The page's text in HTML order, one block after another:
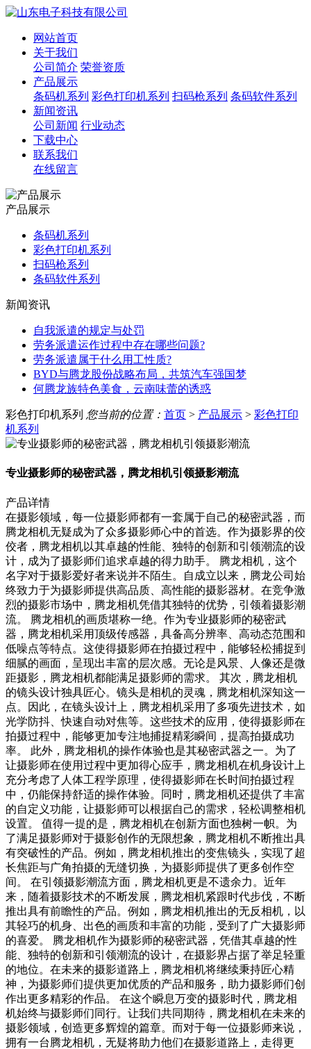
网站首页
关于我们
公司简介 荣誉资质
产品展示
条码机系列 彩色打印机系列 扫码枪系列 条码软件系列
新闻资讯
公司新闻 行业动态
下载中心
联系我们
在线留言
产品展示
条码机系列
彩色打印机系列
扫码枪系列
条码软件系列
新闻资讯
自我派遣的规定与处罚
劳务派遣运作过程中存在哪些问题?
劳务派遣属于什么用工性质?
BYD与腾龙股份战略布局，共筑汽车强国梦
何腾龙族特色美食，云南味蕾的诱惑
彩色打印机系列 您当前的位置： 首页 > 产品展示 > 彩色打印
机系列
专业摄影师的秘密武器，腾龙相机引领摄影潮流
产品详情
在摄影领域，每一位摄影师都有一套属于自己的秘密武器，而
腾龙相机无疑成为了众多摄影师心中的首选。作为摄影界的佼
佼者，腾龙相机以其卓越的性能、独特的创新和引领潮流的设
计，成为了摄影师们追求卓越的得力助手。 腾龙相机，这个
名字对于摄影爱好者来说并不陌生。自成立以来，腾龙公司始
终致力于为摄影师提供高品质、高性能的摄影器材。在竞争激
烈的摄影市场中，腾龙相机凭借其独特的优势，引领着摄影潮
流。 腾龙相机的画质堪称一绝。作为专业摄影师的秘密武
器，腾龙相机采用顶级传感器，具备高分辨率、高动态范围和
低噪点等特点。这使得摄影师在拍摄过程中，能够轻松捕捉到
细腻的画面，呈现出丰富的层次感。无论是风景、人像还是微
距摄影，腾龙相机都能满足摄影师的需求。 其次，腾龙相机
的镜头设计独具匠心。镜头是相机的灵魂，腾龙相机深知这一
点。因此，在镜头设计上，腾龙相机采用了多项先进技术，如
光学防抖、快速自动对焦等。这些技术的应用，使得摄影师在
拍摄过程中，能够更加专注地捕捉精彩瞬间，提高拍摄成功
率。 此外，腾龙相机的操作体验也是其秘密武器之一。为了
让摄影师在使用过程中更加得心应手，腾龙相机在机身设计上
充分考虑了人体工程学原理，使得摄影师在长时间拍摄过程
中，仍能保持舒适的操作体验。同时，腾龙相机还提供了丰富
的自定义功能，让摄影师可以根据自己的需求，轻松调整相机
设置。 值得一提的是，腾龙相机在创新方面也独树一帜。为
了满足摄影师对于摄影创作的无限想象，腾龙相机不断推出具
有突破性的产品。例如，腾龙相机推出的变焦镜头，实现了超
长焦距与广角拍摄的无缝切换，为摄影师提供了更多创作空
间。 在引领摄影潮流方面，腾龙相机更是不遗余力。近年
来，随着摄影技术的不断发展，腾龙相机紧跟时代步伐，不断
推出具有前瞻性的产品。例如，腾龙相机推出的无反相机，以
其轻巧的机身、出色的画质和丰富的功能，受到了广大摄影师
的喜爱。 腾龙相机作为摄影师的秘密武器，凭借其卓越的性
能、独特的创新和引领潮流的设计，在摄影界占据了举足轻重
的地位。在未来的摄影道路上，腾龙相机将继续秉持匠心精
神，为摄影师们提供更加优质的产品和服务，助力摄影师们创
作出更多精彩的作品。 在这个瞬息万变的摄影时代，腾龙相
机始终与摄影师们同行。让我们共同期待，腾龙相机在未来的
摄影领域，创造更多辉煌的篇章。而对于每一位摄影师来说，
拥有一台腾龙相机，无疑将助力他们在摄影道路上，走得更